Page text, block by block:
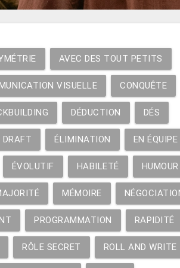
AVEC DES TOUT PETITS
VISUELLE CONQUÊTE
DÉDUCTION DÉS
DRAFT ÉLIMINATION EN ÉQUIPE
ÉVOLUTIF HABILETÉ HUMOUR
MÉMOIRE
PROGRAMMATION RAPIDITÉ
RÔLE SECRET ROLL AND WRITE